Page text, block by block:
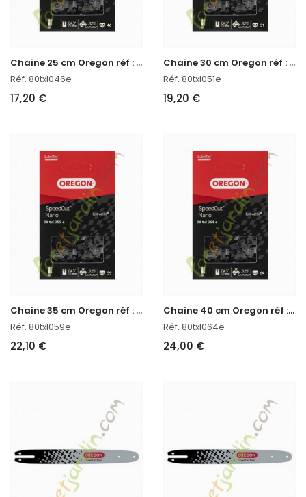
C
haine 25 cm Oregon réf : 80TXL046E
Réf. 80txl046e
17,20 €
C
haine 30 cm Oregon réf : 80TXL051E
Réf. 80txl051e
19,20 €
C
haine 35 cm Oregon réf : 80TXL059E
Réf. 80txl059e
22,10 €
C
haine 40 cm Oregon réf : 80TXL064E
Réf. 80txl064e
24,00 €